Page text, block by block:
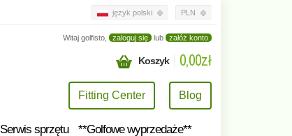
Witaj golfisto, zaloguj się lub załóż konto
Koszyk 0,00zł
Fitting Center Blog
Serwis sprzętu **Golfowe wyprzedaże**
język polski PLN